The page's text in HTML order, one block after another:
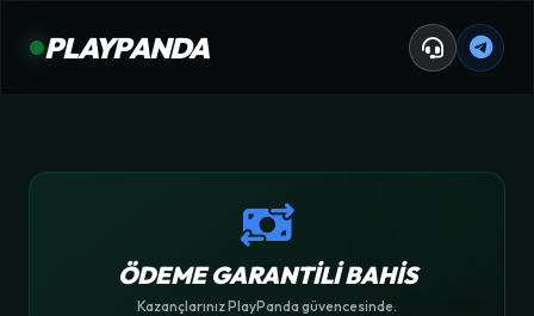
PLAYPANDA
ÖDEME GARANTİLİ BAHİS
Kazançlarınız PlayPanda güvencesinde.